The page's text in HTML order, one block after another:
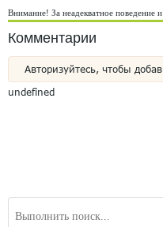
Внимание! За неадекватное поведение
Комментарии
Авторизуйтесь, чтобы
undefined